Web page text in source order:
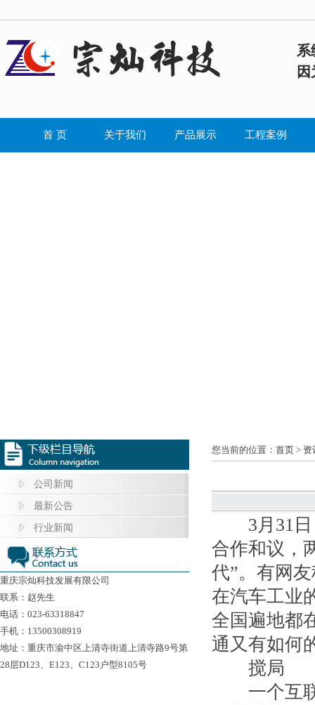
系
首 页 关于我们 产品展示 工程案例
公司新闻
最新公告
行业新闻
重庆宗灿科技发展有限公司
联系：赵先生
电话：023-63318847
手机：13500308919
地址：重庆市渝中区上清寺街道上清寺路9号第
28层D123、E123、C123户型8105号
您当前的位置： 首页 > 资
3月31日
合作和议，
代”。有网
在汽车工业
全国遍地都
通又有如何
搅局
一个互联